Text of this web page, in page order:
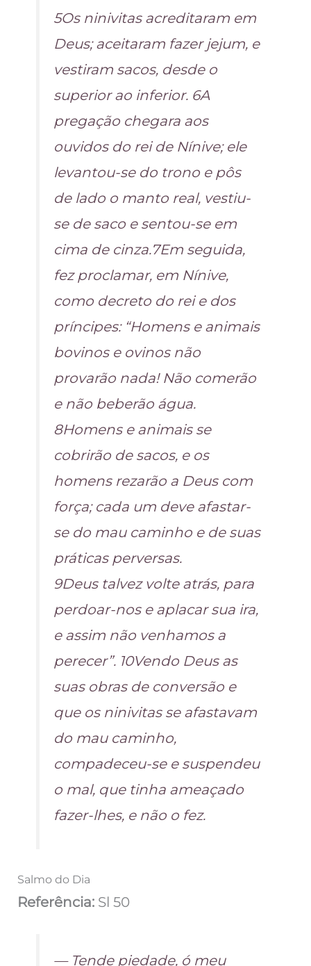
5Os ninivitas acreditaram em
Deus; aceitaram fazer jejum, e
vestiram sacos, desde o
superior ao inferior. 6A
pregação chegara aos
ouvidos do rei de Nínive; ele
levantou-se do trono e pôs
de lado o manto real, vestiu-
se de saco e sentou-se em
cima de cinza.7Em seguida,
fez proclamar, em Nínive,
como decreto do rei e dos
príncipes: “Homens e animais
bovinos e ovinos não
provarão nada! Não comerão
e não beberão água.
8Homens e animais se
cobrirão de sacos, e os
homens rezarão a Deus com
força; cada um deve afastar-
se do mau caminho e de suas
práticas perversas.
9Deus talvez volte atrás, para
perdoar-nos e aplacar sua ira,
e assim não venhamos a
perecer”. 10Vendo Deus as
suas obras de conversão e
que os ninivitas se afastavam
do mau caminho,
compadeceu-se e suspendeu
o mal, que tinha ameaçado
fazer-lhes, e não o fez.
Salmo do Dia
Referência: Sl 50
— Tende piedade, ó meu